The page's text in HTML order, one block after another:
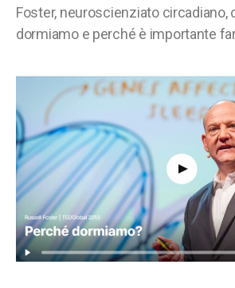
Foster, neuroscienziato circadiano,
dormiamo e perché è importante